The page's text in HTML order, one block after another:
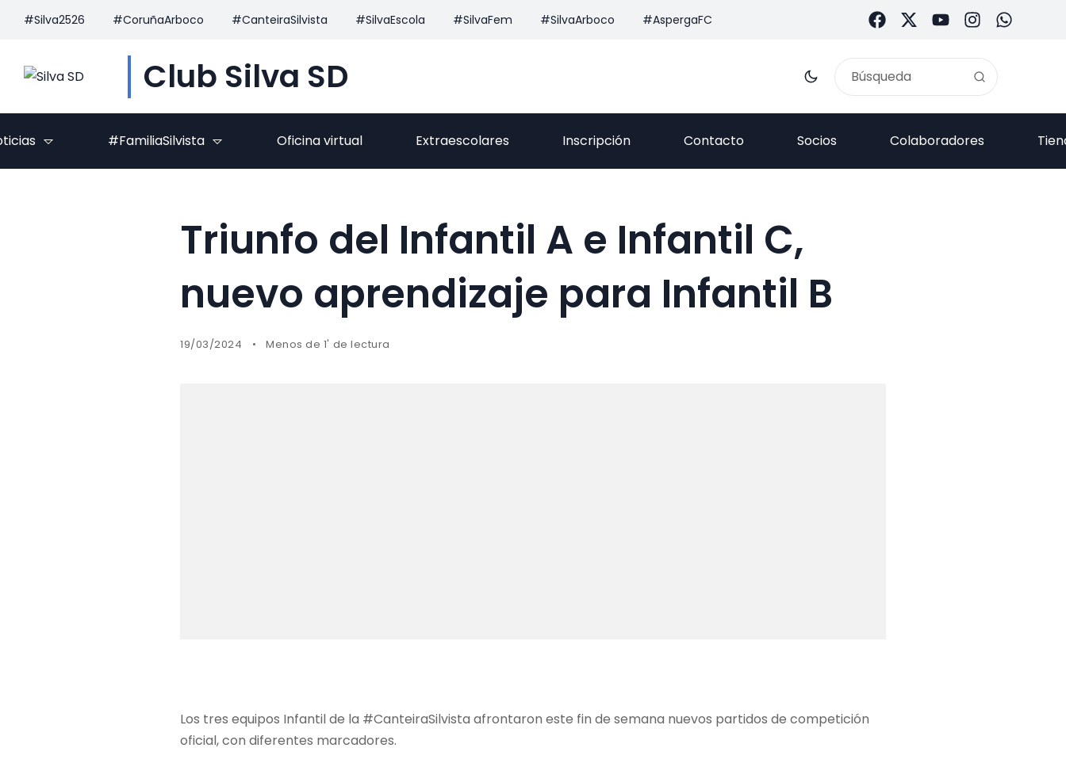
#Silva2526 #CoruñaArboco #CanteiraSilvista #SilvaEscola #SilvaFem #SilvaArboco #AspergaFC
Club Silva SD
#FamiliaSilvista Oficina virtual Extraescolares Inscripción Contacto Socios Colaboradores
Triunfo del Infantil A e Infantil C,
nuevo aprendizaje para Infantil B
19/03/2024 Menos de 1' de lectura
Los tres equipos Infantil de la #CanteiraSilvista afrontaron este fin de semana nuevos partidos de competición
oficial, con diferentes marcadores.